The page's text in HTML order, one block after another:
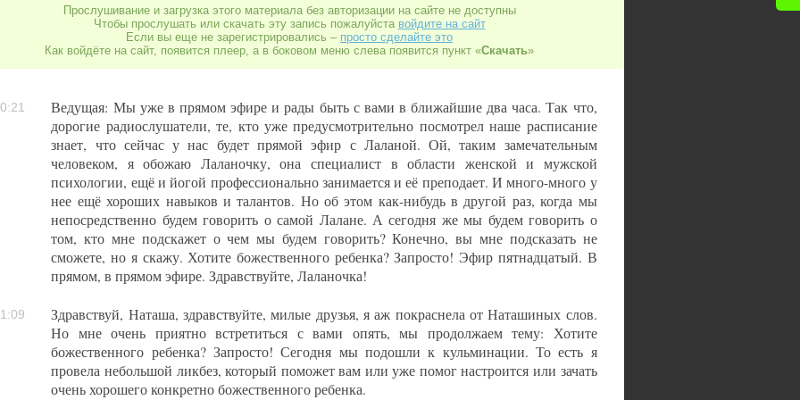
Прослушивание и загрузка этого материала без авторизации на сайте не доступны
Чтобы прослушать или скачать эту запись пожалуйста войдите на сайт
Если вы еще не зарегистрировались – просто сделайте это
Как войдёте на сайт, появится плеер, а в боковом меню слева появится пункт «Скачать»
Ведущая: Мы уже в прямом эфире и рады быть с вами в ближайшие два часа. Так что,
дорогие радиослушатели, те, кто уже предусмотрительно посмотрел наше расписание
знает, что сейчас у нас будет прямой эфир с Лаланой. Ой, таким замечательным
человеком, я обожаю Лаланочку, она специалист в области женской и мужской
психологии, ещё и йогой профессионально занимается и её преподает. И много-много у
нее ещё хороших навыков и талантов. Но об этом как-нибудь в другой раз, когда мы
непосредственно будем говорить о самой Лалане. А сегодня же мы будем говорить о
том, кто мне подскажет о чем мы будем говорить? Конечно, вы мне подсказать не
сможете, но я скажу. Хотите божественного ребенка? Запросто! Эфир пятнадцатый. В
прямом, в прямом эфире. Здравствуйте, Лаланочка!
Здравствуй, Наташа, здравствуйте, милые друзья, я аж покраснела от Наташиных слов.
Но мне очень приятно встретиться с вами опять, мы продолжаем тему: Хотите
божественного ребенка? Запросто! Сегодня мы подошли к кульминации. То есть я
провела небольшой ликбез, который поможет вам или уже помог настроится или зачать
очень хорошего конкретно божественного ребенка.